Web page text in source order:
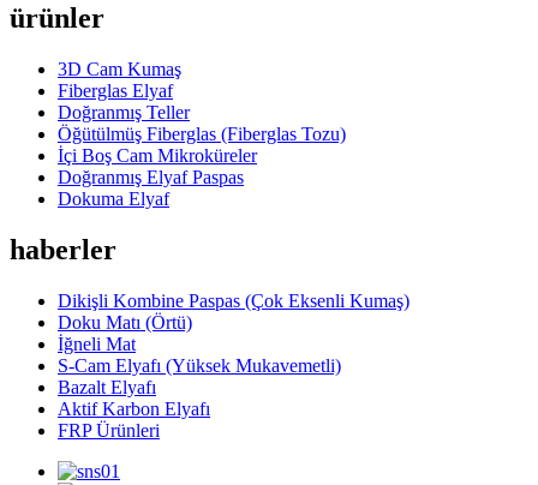
ürünler
3D Cam Kumaş
Fiberglas Elyaf
Doğranmış Teller
Öğütülmüş Fiberglas (Fiberglas Tozu)
İçi Boş Cam Mikroküreler
Doğranmış Elyaf Paspas
Dokuma Elyaf
haberler
Dikişli Kombine Paspas (Çok Eksenli Kumaş)
Doku Matı (Örtü)
İğneli Mat
S-Cam Elyafı (Yüksek Mukavemetli)
Bazalt Elyafı
Aktif Karbon Elyafı
FRP Ürünleri